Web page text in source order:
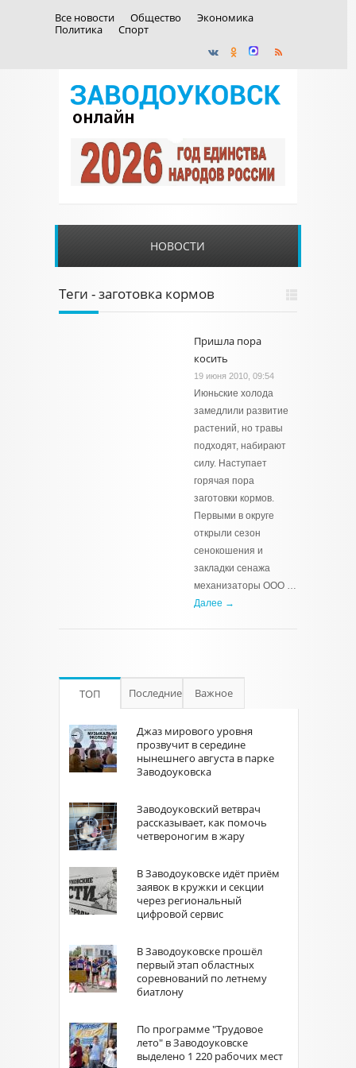
Все новости Общество
Экономика
Политика
Спорт
НОВОСТИ
Теги - заготовка кормов
Пришла пора
косить
19 июня 2010, 09:54
Июньские холода
замедлили развитие
растений, но травы
подходят, набирают
силу. Наступает
горячая пора
заготовки кормов.
Первыми в округе
открыли сезон
сенокошения и
закладки сенажа
механизаторы ООО …
Далее →
ТОП Последние Важное
Джаз мирового уровня
прозвучит в середине
нынешнего августа в парке
Заводоуковска
Заводоуковский ветврач
рассказывает, как помочь
четвероногим в жару
В Заводоуковске идёт приём
заявок в кружки и секции
через региональный
цифровой сервис
В Заводоуковске прошёл
первый этап областных
соревнований по летнему
биатлону
По программе "Трудовое
лето" в Заводоуковске
выделено 1 220 рабочих мест